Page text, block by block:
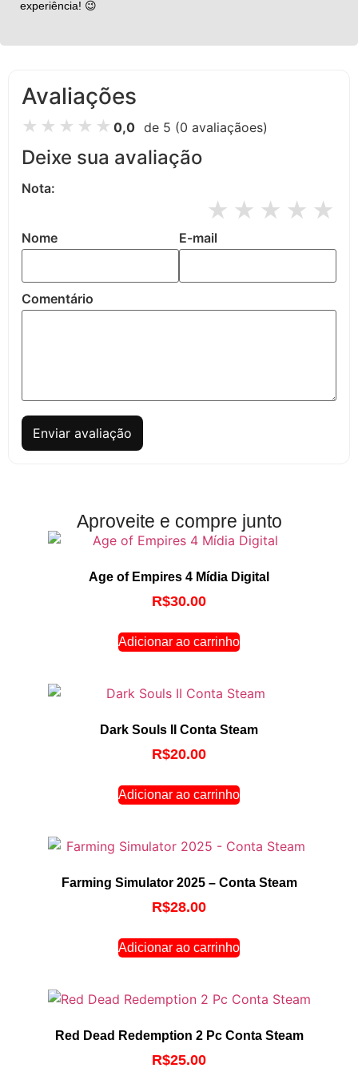
experiência! 😉
Avaliações
★ ★ ★ ★ ★ 0,0 de 5 (0 avaliaçãoes)
Deixe sua avaliação
Nota:
★
★
★
★
★
Nome E-mail
Comentário
Enviar avaliação
Aproveite e compre junto
Age of Empires 4 Mídia Digital
R$30.00
Adicionar ao carrinho
Dark Souls II Conta Steam
R$20.00
Adicionar ao carrinho
Farming Simulator 2025 – Conta Steam
R$28.00
Adicionar ao carrinho
Red Dead Redemption 2 Pc Conta Steam
R$25.00